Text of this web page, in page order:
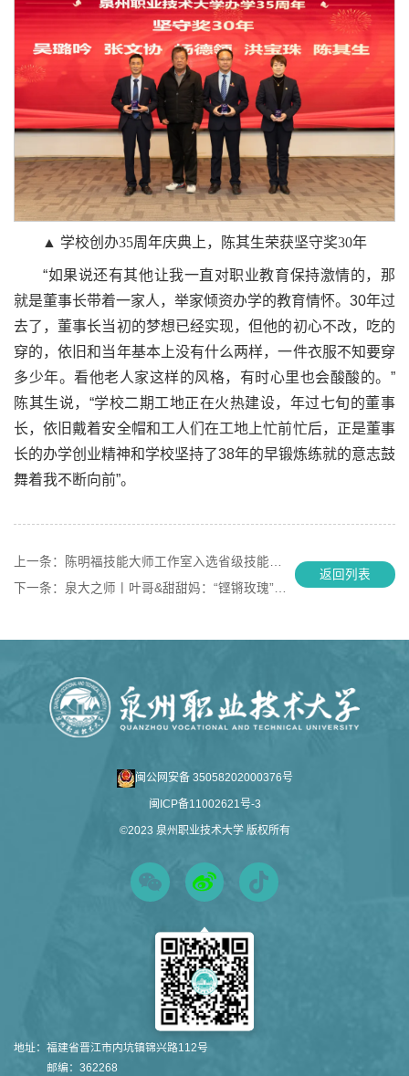
▲ 学校创办35周年庆典上，陈其生荣获坚守奖30年
“如果说还有其他让我一直对职业教育保持激情的，那
就是董事长带着一家人，举家倾资办学的教育情怀。30年过
去了，董事长当初的梦想已经实现，但他的初心不改，吃的
穿的，依旧和当年基本上没有什么两样，一件衣服不知要穿
多少年。看他老人家这样的风格，有时心里也会酸酸的。”
陈其生说，“学校二期工地正在火热建设，年过七旬的董事
长，依旧戴着安全帽和工人们在工地上忙前忙后，正是董事
长的办学创业精神和学校坚持了38年的早锻炼练就的意志鼓
舞着我不断向前”。
上一条：
陈明福技能大师工作室入选省级技能大师工作室
下一条： 泉大之师丨叶哥&甜甜妈：“铿锵玫瑰”锻造者
返回列表
闽公网安备 35058202000376号
闽ICP备11002621号-3
©2023 泉州职业技术大学 版权所有
地址： 福建省晋江市内坑镇锦兴路112号
邮编：362268